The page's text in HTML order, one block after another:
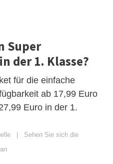
Super
der 1. Klasse?
für die einfache
ab 17,99 Euro
Euro in der 1.
| Sehen Sie sich die